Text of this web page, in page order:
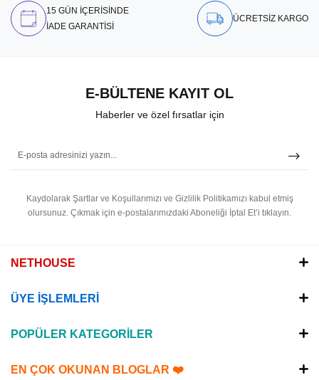
15 GÜN İÇERİSİNDE
İADE GARANTİSİ
ÜCRETSİZ KARGO
E-BÜLTENE KAYIT OL
Haberler ve özel fırsatlar için
Kaydolarak Şartlar ve Koşullarımızı ve Gizlilik Politikamızı kabul etmiş
olursunuz. Çıkmak için e-postalarımızdaki Aboneliği İptal Et’i tıklayın.
NETHOUSE
ÜYE İŞLEMLERİ
POPÜLER KATEGORİLER
EN ÇOK OKUNAN BLOGLAR ❤️